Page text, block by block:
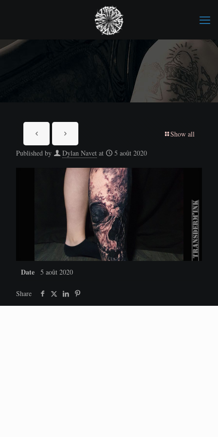
Show all
Published by Dylan Navet at 5 août 2020
Date 5 août 2020
Share